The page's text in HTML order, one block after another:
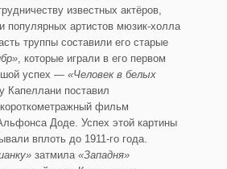
известных актёров,
популярных артистов мюзик-холла
труппы составили его старые
», которые играли в его первом
успех — «Человек в белых
Капеллани поставил
фильм
Доде. Успех этой картины
вплоть до 1911-го года.
» затмила «Западня»